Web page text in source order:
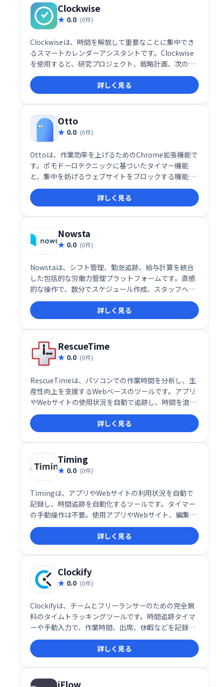
Clockwise
0.0 (0件)
Clockwiseは、時間を解放して重要なことに集中でき
るスマートカレンダーアシスタントです。Clockwise
を使用すると、研究プロジェクト、戦略計画、次の大
きなアイデアなど、重要なことに時間を費やすことが
できます。
詳しく見る
Otto
0.0 (0件)
Ottoは、作業効率を上げるためのChrome拡張機能で
す。ポモドーロテクニックに基づいたタイマー機能
と、集中を妨げるウェブサイトをブロックする機能を
搭載。作業時間と休憩時間を管理し、生産性を維持し
たい方におすすめです。詳しく見る
Nowsta
0.0 (0件)
Nowstaは、シフト管理、勤怠追跡、給与計算を統合
した包括的な労働力管理プラットフォームです。直感
的な操作で、数分でスケジュール作成、スタッフへの
シフト配信、勤怠管理、給与計算データのエクスポー
トが可能です。モバイルアプリにも対応し、スタッフ
の迅速な対応と業務効率化を実現します。時間管理の
ストレスから解放され、スムーズな運営をサポートし
ます。
詳しく見る
RescueTime
0.0 (0件)
RescueTimeは、パソコンでの作業時間を分析し、生
産性向上を支援するWebベースのツールです。アプリ
やWebサイトの使用状況を自動で追跡し、時間を浪費
している要因を特定、改善を促します。日々の習慣を
把握し、集中力を高めて生産性を最大化したい方にお
すすめです。
詳しく見る
Timing
0.0 (0件)
Timingは、アプリやWebサイトの利用状況を自動で
記録し、時間追跡を自動化するツールです。タイマー
の手動操作は不要。使用アプリやWebサイト、編集ド
キュメントなどを自動的にログ記録し、データは自
動・手動で分類可能です。包括的なレポート機能や請
求書作成機能も備え、業務効率化を支援します。
詳しく見る
Clockify
0.0 (0件)
Clockifyは、チームとフリーランサーのための完全無
料のタイムトラッキングツールです。時間追跡タイマ
ーや手動入力で、作業時間、出席、休暇などを記録
し、プロジェクトやクライアント別に管理できます。
週次、月次、年次のレポート生成にも対応し、Web、
モバイル、デスクトップで利用可能です。
詳しく見る
iFlow